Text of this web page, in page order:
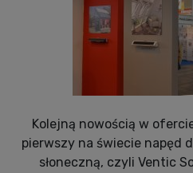
Kolejną nowością w
pierwszy na świecie napęd
słoneczną, czyli Ventic